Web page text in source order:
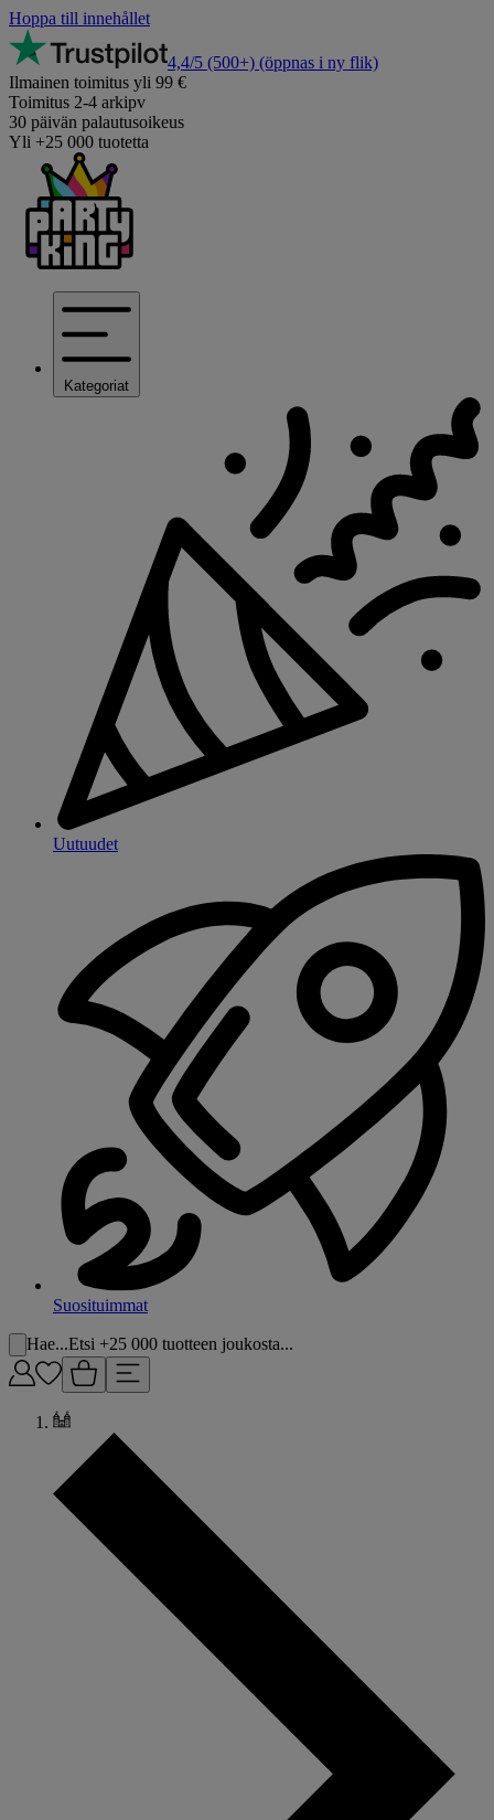
Hoppa till innehållet
4,4/5 (500+) (öppnas i ny flik)
Ilmainen toimitus yli 99 €
Toimitus 2-4 arkipv
30 päivän palautusoikeus
Yli +25 000 tuotetta
Kategoriat
Uutuudet
Suosituimmat
Hae...Etsi +25 000 tuotteen joukosta...